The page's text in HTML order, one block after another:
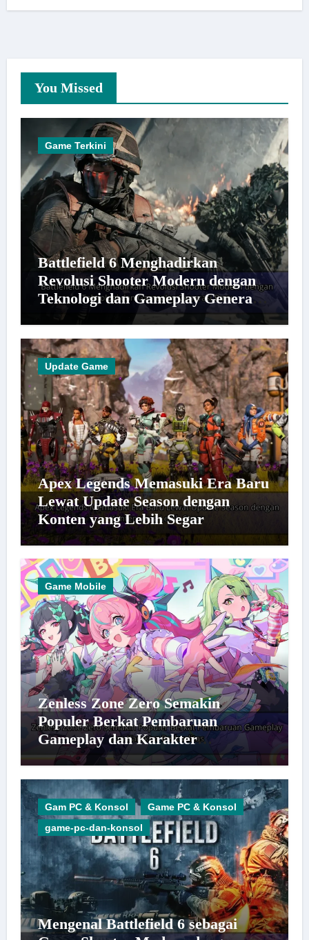
You Missed
Game Terkini
Battlefield 6 Menghadirkan
Revolusi Shooter Modern dengan
Teknologi dan Gameplay Generasi
Baru
Update Game
Apex Legends Memasuki Era Baru
Lewat Update Season dengan
Konten yang Lebih Segar
Game Mobile
Zenless Zone Zero Semakin
Populer Berkat Pembaruan
Gameplay dan Karakter
Berkualitas
Gam PC & Konsol
Game PC & Konsol
game-pc-dan-konsol
Mengenal Battlefield 6 sebagai